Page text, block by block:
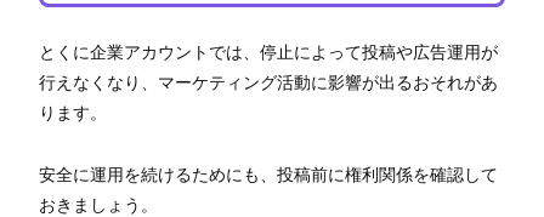
とくに企業アカウントでは、停止によって投稿や広告運用が
行えなくなり、マーケティング活動に影響が出るおそれがあ
ります。
安全に運用を続けるためにも、投稿前に権利関係を確認して
おきましょう。